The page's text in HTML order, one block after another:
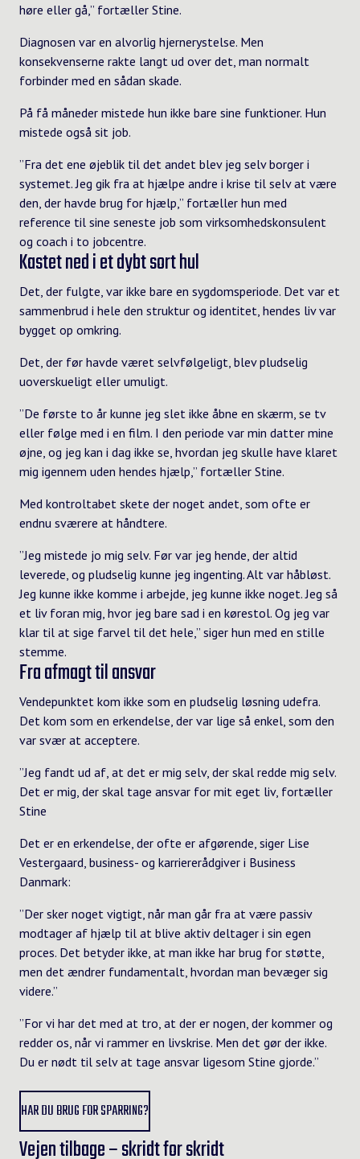
høre eller gå,” fortæller Stine.
Diagnosen var en alvorlig hjernerystelse. Men
konsekvenserne rakte langt ud over det, man normalt
forbinder med en sådan skade.
På få måneder mistede hun ikke bare sine funktioner. Hun
mistede også sit job.
”Fra det ene øjeblik til det andet blev jeg selv borger i
systemet. Jeg gik fra at hjælpe andre i krise til selv at være
den, der havde brug for hjælp,” fortæller hun med
reference til sine seneste job som virksomhedskonsulent
og coach i to jobcentre.
Kastet ned i et dybt sort hul
Det, der fulgte, var ikke bare en sygdomsperiode. Det var et
sammenbrud i hele den struktur og identitet, hendes liv var
bygget op omkring.
Det, der før havde været selvfølgeligt, blev pludselig
uoverskueligt eller umuligt.
”De første to år kunne jeg slet ikke åbne en skærm, se tv
eller følge med i en film. I den periode var min datter mine
øjne, og jeg kan i dag ikke se, hvordan jeg skulle have klaret
mig igennem uden hendes hjælp,” fortæller Stine.
Med kontroltabet skete der noget andet, som ofte er
endnu sværere at håndtere.
”Jeg mistede jo mig selv. Før var jeg hende, der altid
leverede, og pludselig kunne jeg ingenting. Alt var håbløst.
Jeg kunne ikke komme i arbejde, jeg kunne ikke noget. Jeg så
et liv foran mig, hvor jeg bare sad i en kørestol. Og jeg var
klar til at sige farvel til det hele,” siger hun med en stille
stemme.
Fra afmagt til ansvar
Vendepunktet kom ikke som en pludselig løsning udefra.
Det kom som en erkendelse, der var lige så enkel, som den
var svær at acceptere.
”Jeg fandt ud af, at det er mig selv, der skal redde mig selv.
Det er mig, der skal tage ansvar for mit eget liv, fortæller
Stine
Det er en erkendelse, der ofte er afgørende, siger Lise
Vestergaard, business- og karriererådgiver i Business
Danmark:
”Der sker noget vigtigt, når man går fra at være passiv
modtager af hjælp til at blive aktiv deltager i sin egen
proces. Det betyder ikke, at man ikke har brug for støtte,
men det ændrer fundamentalt, hvordan man bevæger sig
videre.”
”For vi har det med at tro, at der er nogen, der kommer og
redder os, når vi rammer en livskrise. Men det gør der ikke.
Du er nødt til selv at tage ansvar ligesom Stine gjorde.”
HAR DU BRUG FOR SPARRING?
Vejen tilbage – skridt for skridt